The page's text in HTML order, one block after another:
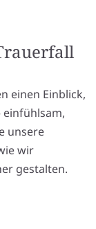
einen Einblick,
unsere
wir
gestalten.